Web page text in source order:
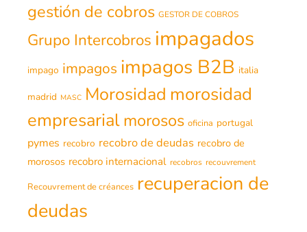
gestión de cobros GESTOR DE COBROS
Grupo Intercobros impagados
impago impagos impagos B2B italia
madrid MASC Morosidad morosidad
empresarialmorosos oficina portugal
pymes recobro recobro de deudas recobro de
morosos recobro internacional recobros recouvrement
Recouvrement de créances recuperacion de
deudas